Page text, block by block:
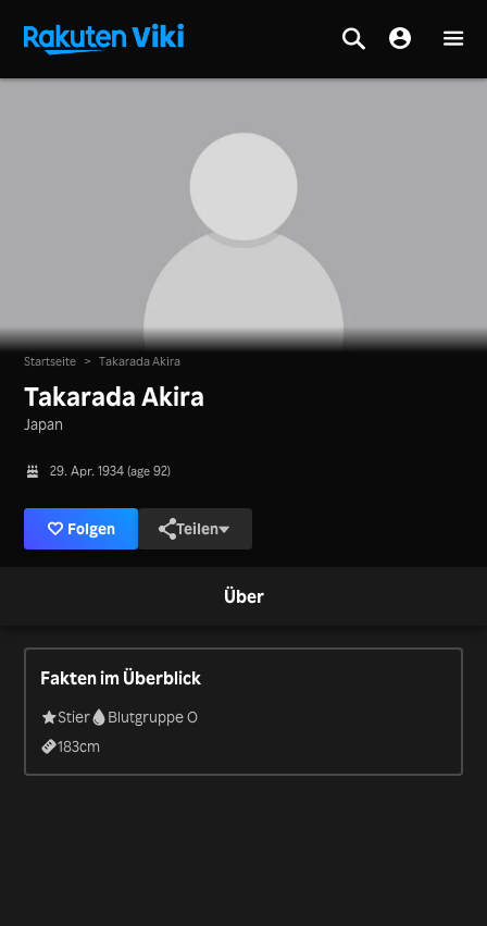
Startseite > Takarada Akira
Takarada Akira
Japan
29. Apr. 1934 (age 92)
Folgen Teilen
Über
Fakten im Überblick
Stier
Blutgruppe O
183cm